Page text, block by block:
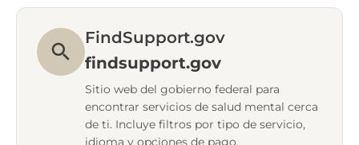
FindSupport.gov
findsupport.gov
Sitio web del gobierno federal para
encontrar servicios de salud mental cerca
de ti. Incluye filtros por tipo de servicio,
idioma y opciones de pago.